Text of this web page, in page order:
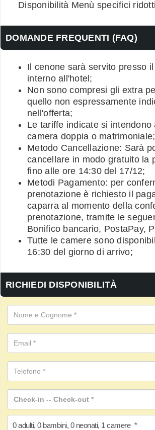
Disponibilità Menù specifici
DOMANDE FREQUENTI (FAQ)
Il cenone sarà servito presso
interno all'hotel;
Non sono compresi gli extra
quello non espressamente
nell'offerta;
Le tariffe indicate si intendono
camera doppia o matrimoniale;
Metodo Cancellazione: Sarà
cancellare in modo gratuito la
fino alle ore 14:30 del 17/12;
Metodi Pagamento: per
prenotazione è richiesto il
caparra al momento della
prenotazione, tramite le
Bonifico bancario, PostaPay,
Tutte le camere sono
16:30 del giorno di arrivo;
RICHIEDI DISPONIBILITÀ
0 adulti, 0 bambini, 0 neonati, 1 camere *